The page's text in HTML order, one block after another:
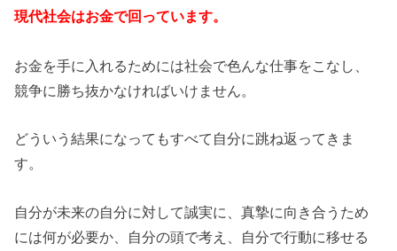
現代社会はお金で回っています。
お金を手に入れるためには社会で色んな仕事をこなし、
競争に勝ち抜かなければいけません。
どういう結果になってもすべて自分に跳ね返ってきま
す。
自分が未来の自分に対して誠実に、真摯に向き合うため
には何が必要か、自分の頭で考え、自分で行動に移せる